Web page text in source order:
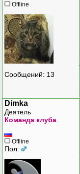
Offline
Сообщений: 13
Dimka
Деятель
Команда клуба
Offline
Пол: